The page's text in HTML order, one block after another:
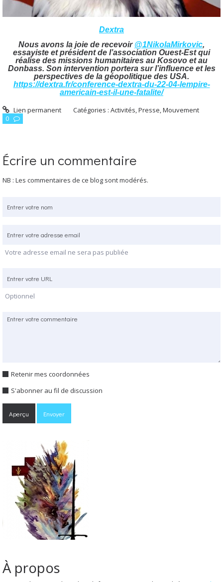
Dextra
Nous avons la joie de recevoir @1NikolaMirkovic,
essayiste et président de l’association Ouest-Est qui
réalise des missions humanitaires au Kosovo et au
Donbass. Son intervention portera sur l’influence et les
perspectives de la géopolitique des USA.
https://dextra.fr/conference-dextra-du-22-04-lempire-
americain-est-il-une-fatalite/
Lien permanent Catégories :Activités, Presse, Mouvement
0
Écrire un commentaire
NB : Les commentaires de ce blog sont modérés.
Votre adresse email ne sera pas publiée
Optionnel
Retenir mes coordonnées
S'abonner au fil de discussion
À propos